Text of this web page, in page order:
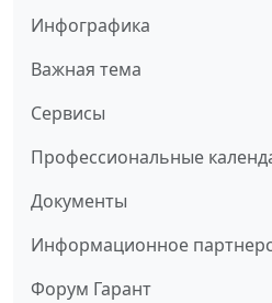
Инфографика
Важная тема
Сервисы
Профессиональные
Документы
Информационное
Форум Гарант